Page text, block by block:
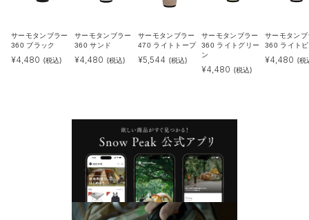
サーモタンブラー
360 ブラック
¥4,480 (税込)
サーモタンブラー
360 サンド
¥4,480 (税込)
サーモタンブラー
470 ライトトープ
¥5,544 (税込)
サーモタンブラー
360 ライトグリー
ン
¥4,480 (税込)
サーモタンブ
360 ライト
¥4,480 (税